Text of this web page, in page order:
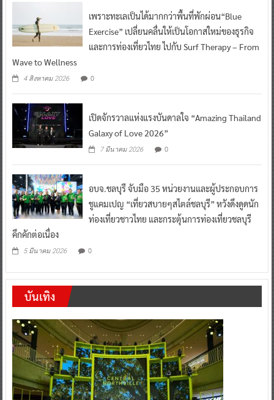
เพราะทะเลเป็นได้มากกว่าพื้นที่พักผ่อน“Blue
Exercise” เปลี่ยนคลื่นให้เป็นโอกาสใหม่ของธุรกิจ
และการท่องเที่ยวไทย ไปกับ Surf Therapy – From
Wave to Wellness
4 สิงหาคม 2026 0
เปิดจักรวาลแห่งแรงบันดาลใจ “Amazing Thailand
Galaxy of Love 2026”
7 มีนาคม 2026 0
อบจ.ชลบุรี จับมือ 35 หน่วยงานและผู้ประกอบการ
ชูแคมเปญ “เที่ยวสบายๆสไตล์ชลบุรี” หวังดึงดูดนัก
ท่องเที่ยวชาวไทย และกระตุ้นการท่องเที่ยวชลบุรี
คึกคักต่อเนื่อง
5 มีนาคม 2026 0
บันเทิง